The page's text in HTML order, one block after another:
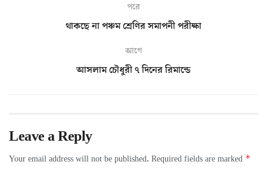
পরে
থাকছে না পঞ্চম শ্রেণির সমাপনী পরীক্ষা
আগে
আসলাম চৌধুরী ৭ দিনের রিমান্ডে
Leave a Reply
Your email address will not be published. Required fields are marked *